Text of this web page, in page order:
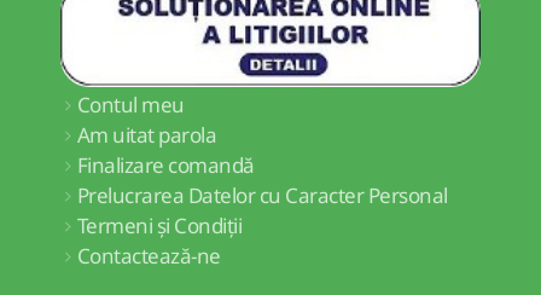
Contul meu
Am uitat parola
Finalizare comandă
Prelucrarea Datelor cu Caracter Personal
Termeni și Condiții
Contactează-ne